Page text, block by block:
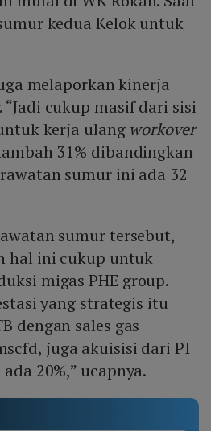
kedua Kelok untuk
melaporkan kinerja
“Jadi cukup masif dari sisi
kerja ulang workover
31% dibandingkan
sumur ini ada 32
sumur tersebut,
hal ini cukup untuk
migas PHE group.
yang strategis itu
dengan sales gas
juga akuisisi dari PI
20%,” ucapnya.